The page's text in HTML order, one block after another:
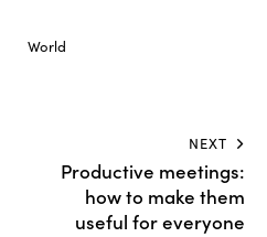
World
NEXT
Productive meetings:
how to make them
useful for everyone